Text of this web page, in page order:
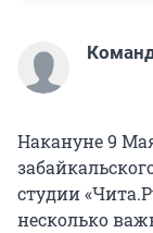
Накануне 9
студии
несколько